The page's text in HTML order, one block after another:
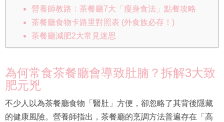
營養師教路：茶餐廳7大「瘦身食法」點餐攻略
茶餐廳食物卡路里對照表 (外食族必存！)
茶餐廳減肥2大常見迷思
為何常食茶餐廳會導致肚腩？拆解3大致
肥元兇
不少人以為茶餐廳食物「醫肚」方便，卻忽略了其背後隱藏
的健康風險。營養師指出，茶餐廳的烹調方法普遍存在「高